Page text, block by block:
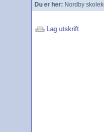
Du er her: Nordby
Lag utskrift